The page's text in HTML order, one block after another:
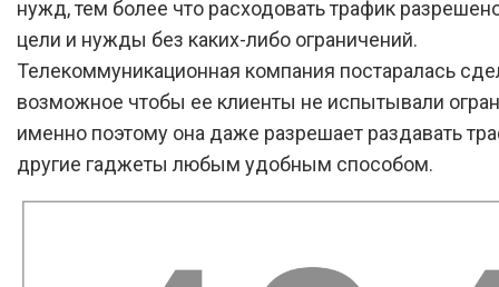
нужд, тем более что расходовать трафик
цели и нужды без каких-либо ограничений.
Телекоммуникационная компания постаралась
возможное чтобы ее клиенты не испытывали
именно поэтому она даже разрешает раздавать
другие гаджеты любым удобным способом.